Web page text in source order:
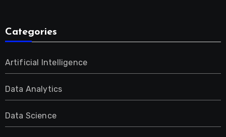
Categories
Artificial Intelligence
Data Analytics
Data Science